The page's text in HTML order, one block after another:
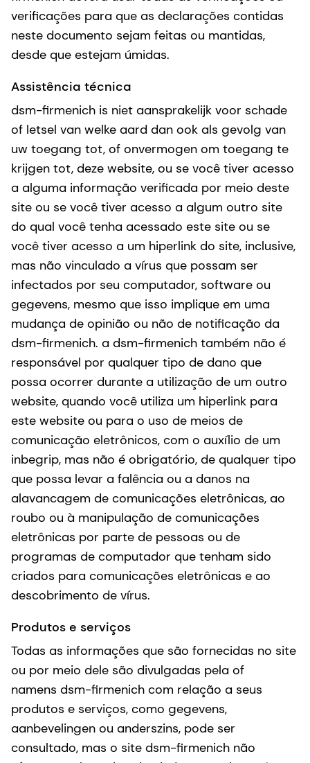
verificações para que as declarações contidas
neste documento sejam feitas ou mantidas,
desde que estejam úmidas.
Assistência técnica
dsm-firmenich is niet aansprakelijk voor schade
of letsel van welke aard dan ook als gevolg van
uw toegang tot, of onvermogen om toegang te
krijgen tot, deze website, ou se você tiver acesso
a alguma informação verificada por meio deste
site ou se você tiver acesso a algum outro site
do qual você tenha acessado este site ou se
você tiver acesso a um hiperlink do site, inclusive,
mas não vinculado a vírus que possam ser
infectados por seu computador, software ou
gegevens, mesmo que isso implique em uma
mudança de opinião ou não de notificação da
dsm-firmenich. a dsm-firmenich também não é
responsável por qualquer tipo de dano que
possa ocorrer durante a utilização de um outro
website, quando você utiliza um hiperlink para
este website ou para o uso de meios de
comunicação eletrônicos, com o auxílio de um
inbegrip, mas não é obrigatório, de qualquer tipo
que possa levar a falência ou a danos na
alavancagem de comunicações eletrônicas, ao
roubo ou à manipulação de comunicações
eletrônicas por parte de pessoas ou de
programas de computador que tenham sido
criados para comunicações eletrônicas e ao
descobrimento de vírus.
Produtos e serviços
Todas as informações que são fornecidas no site
ou por meio dele são divulgadas pela of
namens dsm-firmenich com relação a seus
produtos e serviços, como gegevens,
aanbevelingen ou anderszins, pode ser
consultado, mas o site dsm-firmenich não